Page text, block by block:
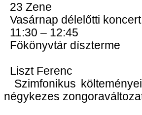
23 Zene
Vasárnap délelőtti koncert
11:30 – 12:45
Főkönyvtár díszterme
Liszt Ferenc
Szimfonikus
négykezes